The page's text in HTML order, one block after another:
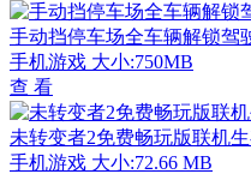
手动挡停车场全车辆解锁驾
手机游戏 大小:750MB
查 看
未转变者2免费畅玩版联机
手机游戏 大小:72.66 MB